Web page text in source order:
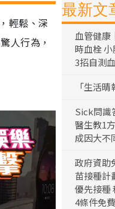
輕鬆、深
人行為，
最新文
血管健康
時血栓
3招自測
「生活
Sick問識
醫生教1
成因大不
政府資助
苗接種計
優先接種
4條件免費